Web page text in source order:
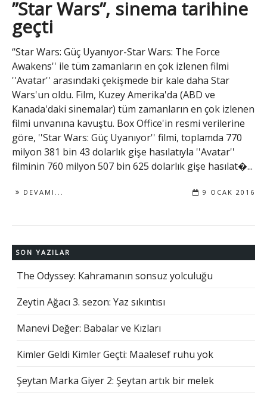
”Star Wars”, sinema tarihine
geçti
“Star Wars: Güç Uyanıyor-Star Wars: The Force
Awakens'' ile tüm zamanların en çok izlenen filmi
''Avatar'' arasındaki çekişmede bir kale daha Star
Wars'un oldu. Film, Kuzey Amerika'da (ABD ve
Kanada'daki sinemalar) tüm zamanların en çok izlenen
filmi unvanına kavuştu. Box Office'in resmi verilerine
göre, ''Star Wars: Güç Uyanıyor'' filmi, toplamda 770
milyon 381 bin 43 dolarlık gişe hasılatıyla ''Avatar''
filminin 760 milyon 507 bin 625 dolarlık gişe hasılat�...
DEVAMI... 9 OCAK 2016
SON YAZILAR
The Odyssey: Kahramanın sonsuz yolculuğu
Zeytin Ağacı 3. sezon: Yaz sıkıntısı
Manevi Değer: Babalar ve Kızları
Kimler Geldi Kimler Geçti: Maalesef ruhu yok
Şeytan Marka Giyer 2: Şeytan artık bir melek